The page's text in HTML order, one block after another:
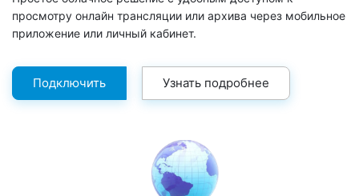
просмотру онлайн трансляции или архива через мобильное
приложение или личный кабинет.
Подключить Узнать подробнее